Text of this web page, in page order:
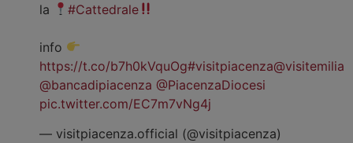
la
#Cattedrale
info
https://t.co/b7h0kVquOg#visitpiacenza@visitemilia
@bancadipiacenza @PiacenzaDiocesi
pic.twitter.com/EC7m7vNg4j
— visitpiacenza.official (@visitpiacenza)